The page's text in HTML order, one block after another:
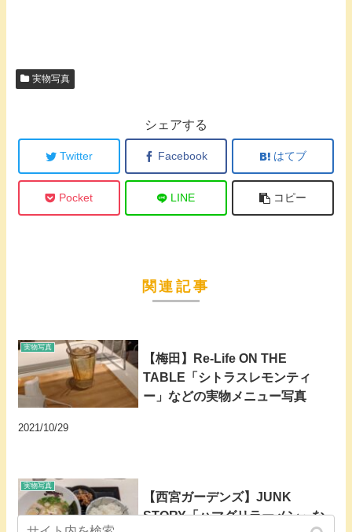
実物写真
シェアする
Twitter Facebook はてブ
Pocket LINE コピー
関連記事
実物写真
【梅田】Re-Life ON THE
TABLE「シトラスレモンティ
ー」などの実物メニュー写真
2021/10/29
実物写真
【西宮ガーデンズ】JUNK
STORY「ハマグリラーメン」な